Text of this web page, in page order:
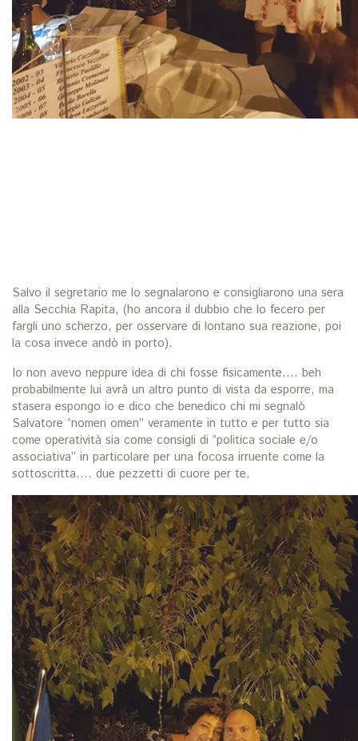
Salvo il segretario me lo segnalarono e consigliarono una sera
alla Secchia Rapita, (ho ancora il dubbio che lo fecero per
fargli uno scherzo, per osservare di lontano sua reazione, poi
la cosa invece andò in porto).
Io non avevo neppure idea di chi fosse fisicamente…. beh
probabilmente lui avrà un altro punto di vista da esporre, ma
stasera espongo io e dico che benedico chi mi segnalò
Salvatore “nomen omen” veramente in tutto e per tutto sia
come operatività sia come consigli di “politica sociale e/o
associativa” in particolare per una focosa irruente come la
sottoscritta…. due pezzetti di cuore per te.